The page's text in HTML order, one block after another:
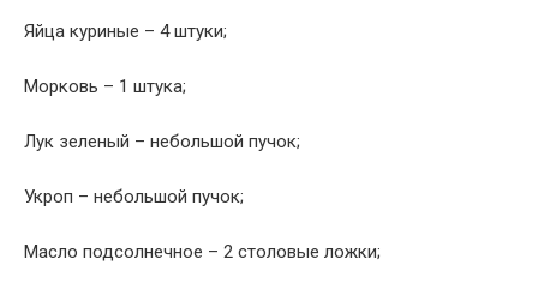
Яйца куриные – 4 штуки;
Морковь – 1 штука;
Лук зеленый – небольшой пучок;
Укроп – небольшой пучок;
Масло подсолнечное – 2 столовые ложки;